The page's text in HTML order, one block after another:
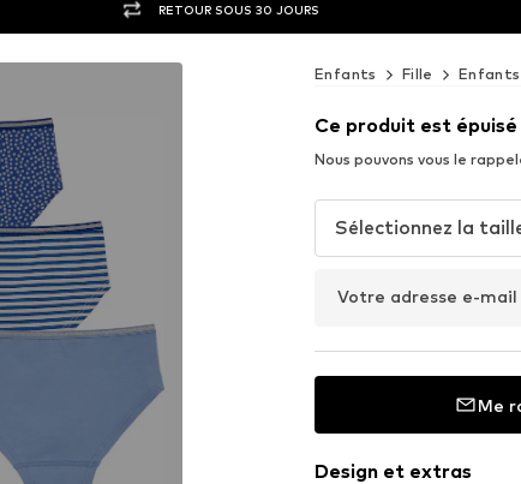
RETOUR SOUS 30 JOURS
Enfants Fille
Ce produit est épuisé
Nous pouvons vous le
Sélectionnez la
Votre adresse e-mail
Me
Design et extras